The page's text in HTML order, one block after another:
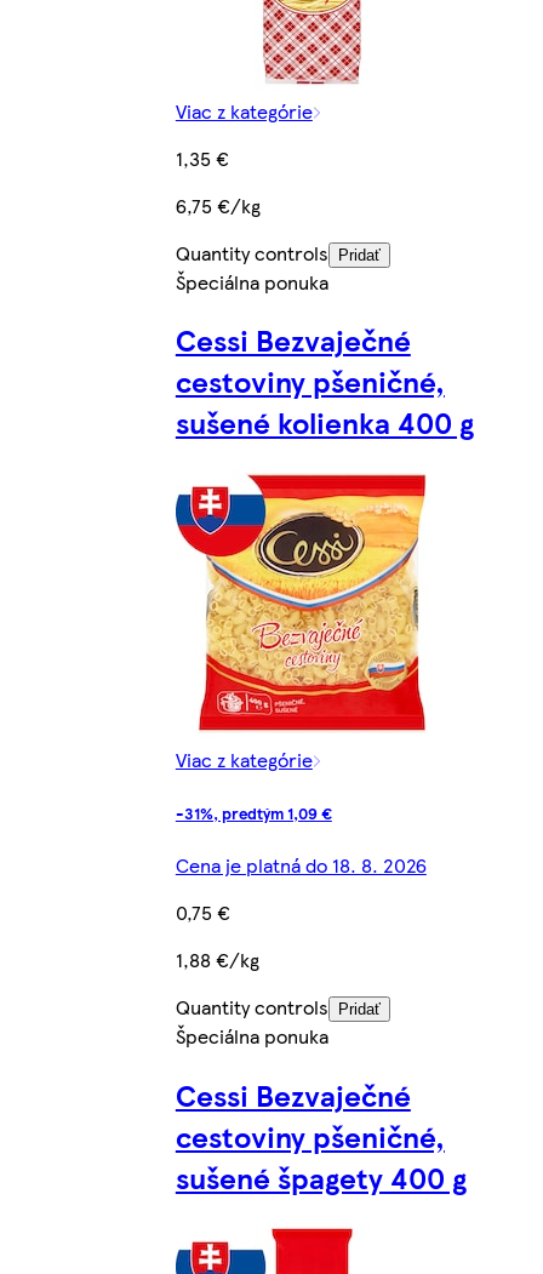
Viac z kategórie
1,35 €
6,75 €/kg
Quantity controls
Pridať
Špeciálna ponuka
Cessi Bezvaječné
cestoviny pšeničné,
sušené kolienka 400 g
Viac z kategórie
-31%, predtým 1,09 €
Cena je platná do 18. 8. 2026
0,75 €
1,88 €/kg
Quantity controls
Pridať
Špeciálna ponuka
Cessi Bezvaječné
cestoviny pšeničné,
sušené špagety 400 g